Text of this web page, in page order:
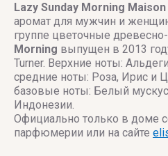
Lazy Sunday Morning
аромат для мужчин и
группе цветочные
Morning выпущен в 2013
Turner. Верхние ноты:
средние ноты: Роза, Ирис и
базовые ноты: Белый
Индонезии.
Официально только в доме
парфюмерии или на сайте